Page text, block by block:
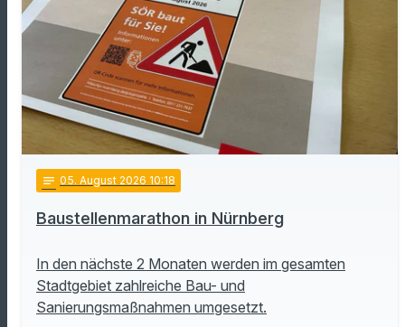
notes 05. August 2026 10:18
Baustellenmarathon in Nürnberg
In den nächste 2 Monaten werden im gesamten
Stadtgebiet zahlreiche Bau- und
Sanierungsmaßnahmen umgesetzt.